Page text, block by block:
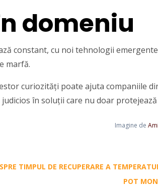
domeniu
constant, cu noi tehnologii
marfă.
curiozități poate ajuta companiile
în soluții care nu doar
Imagine de
TIMPUL DE RECUPERARE A
POT